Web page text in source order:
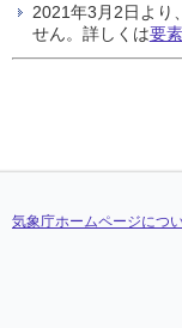
2021年3月2日より
せん。詳しくは要
気象庁ホームページにつ